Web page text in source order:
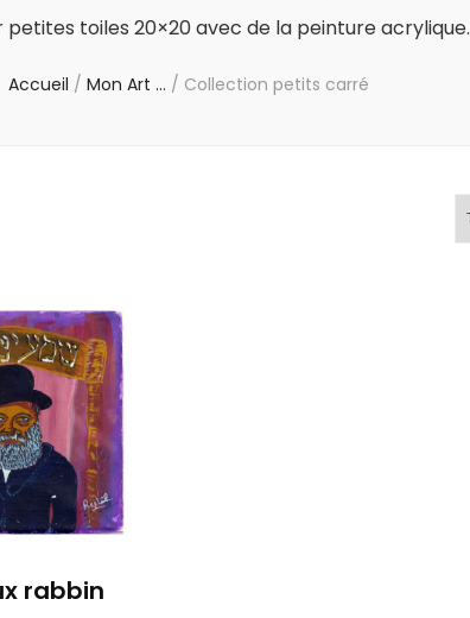
petites toiles 20×20 avec de la peinture acrylique.
Accueil / Mon Art … / Collection petits carré
rabbin